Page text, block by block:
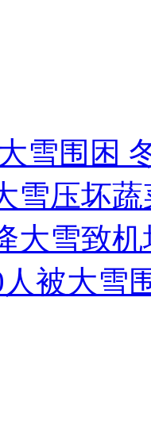
深夜将其击毙
拳打脚踢
雪围困
雪压坏
大雪致
被大雪